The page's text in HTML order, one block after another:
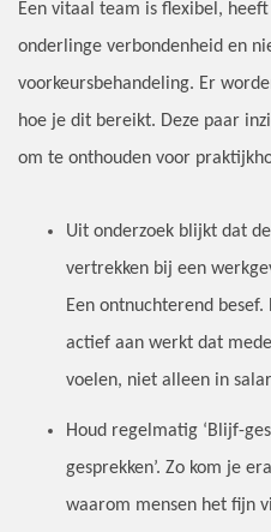
Een vitaal team is flexibel,
onderlinge verbondenheid en
voorkeursbehandeling. Er
hoe je dit bereikt. Deze paar
om te onthouden voor
Uit onderzoek blijkt dat
vertrekken bij een
Een ontnuchterend
actief aan werkt dat
voelen, niet alleen in
Houd regelmatig ‘Blijf-
gesprekken’. Zo kom je
waarom mensen het fijn